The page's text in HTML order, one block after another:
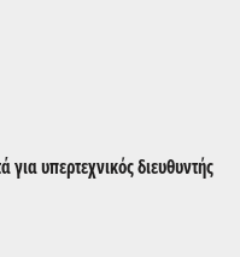
υπερτεχνικός διευθυντής